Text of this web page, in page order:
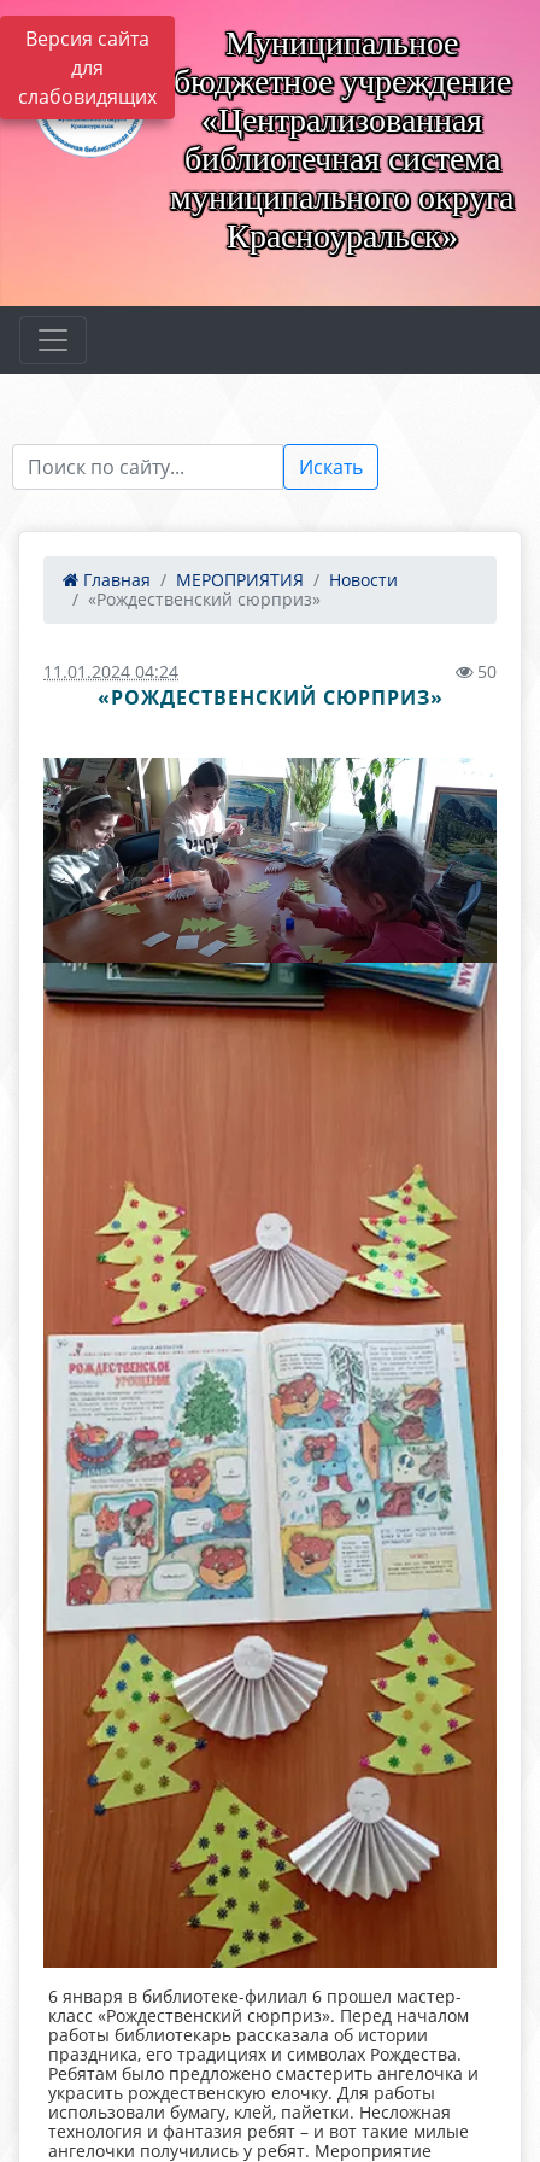
Версия сайта
для
слабовидящих
Муниципальное
бюджетное учреждение
«Централизованная
библиотечная система
муниципального округа
Красноуральск»
Искать
Главная МЕРОПРИЯТИЯ
Новости
«Рождественский сюрприз»
11.01.2024 04:24 50
«РОЖДЕСТВЕНСКИЙ СЮРПРИЗ»
6 января в библиотеке-филиал 6 прошел мастер-
класс «Рождественский сюрприз». Перед началом
работы библиотекарь рассказала об истории
праздника, его традициях и символах Рождества.
Ребятам было предложено смастерить ангелочка и
украсить рождественскую елочку. Для работы
использовали бумагу, клей, пайетки. Несложная
технология и фантазия ребят – и вот такие милые
ангелочки получились у ребят. Мероприятие